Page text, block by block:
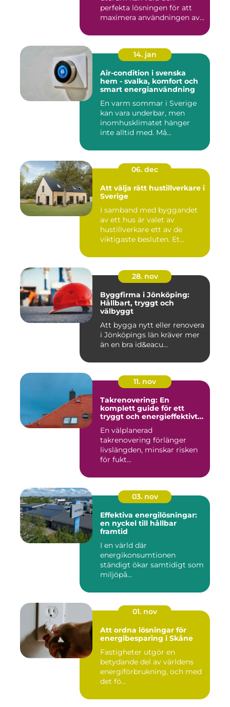
perfekta lösningen för att
maximera användningen av
14. jan
Air-condition i svenska
hem - svalka, komfort och
smart energianvändning
En varm sommar i Sverige
kan vara underbar, men
inomhusklimatet hänger
inte alltid med. Må...
06. dec
Att välja rätt hustillverkare i
Sverige
I samband med byggandet
av ett hus är valet av
hustillverkare ett av de
viktigaste besluten. Et...
28. nov
Byggfirma i Jönköping:
Hållbart, tryggt och
välbyggt
Att bygga nytt eller renovera
i Jönköpings län kräver mer
än en bra id&eacu...
11. nov
Takrenovering: En
komplett guide för ett
tryggt och energieffektivt
En välplanerad
takrenovering förlänger
livslängden, minskar risken
för fukt...
03. nov
Effektiva energilösningar:
en nyckel till hållbar
framtid
I en värld där
energikonsumtionen
ständigt ökar samtidigt som
miljöpå...
01. nov
Att ordna lösningar för
energibesparing i Skåne
Fastigheter utgör en
betydande del av världens
energiförbrukning, och med
det fö...